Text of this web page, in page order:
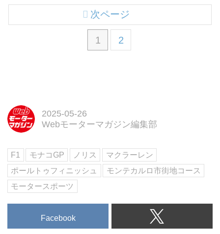
1 2
次ページ
2025-05-26
Webモーターマガジン編集部
F1 モナコGP ノリス
マクラーレン
ポールトゥフィニッシュ
モンテカルロ市街地コース
モータースポーツ
Facebook